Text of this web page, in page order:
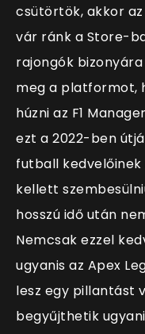
csütörtök, akkor
vár ránk a Store-
rajongók
meg a platformot,
húzni az F1
ezt a 2022-ben
futball
kellett
hosszú idő után
Nemcsak ezzel
ugyanis az Apex
lesz egy pillantást
begyűjthetik